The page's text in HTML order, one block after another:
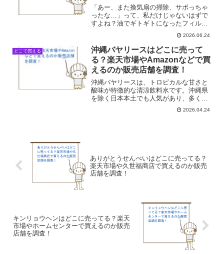
店舗を調査！
「あー、また換気扇の掃除、サボっちゃ
ったな…」って、私だけじゃないはずで
すよね？油でギトギトになったフィルタ
ーを見るたびに、ため息が出ちゃいま
す。でも、レンジフィルターをちゃんと
貼っておけば、あの嫌なベタつきがかな
り軽減されるって聞いて、私...
2026.06.24
どこで買える
沖縄バヤリースはどこに売って
る？楽天市場やAmazonなどで買
えるのか販売店舗を調査！
沖縄バヤリースは、トロピカルな甘さと
酸味が特徴的な清涼飲料水です。沖縄県
を除く日本本土でも人気があり、多くの
人が購入しています。では、沖縄バヤリ
ースはどこで手に入るのでしょうか。身
2026.04.24
ありがとうせんべいはどこに売ってる？
楽天市場や久世福商店で買えるのか販売
店舗を調査！
キンリョウヘンはどこに売ってる？楽天
市場やホームセンターで買えるのか販売
店舗を調査！